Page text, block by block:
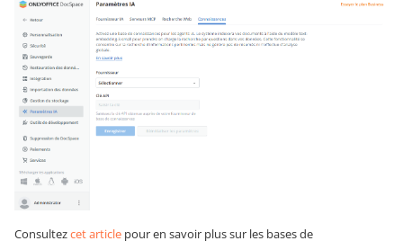
Consultezcet article pour en savoir plus sur les bases de